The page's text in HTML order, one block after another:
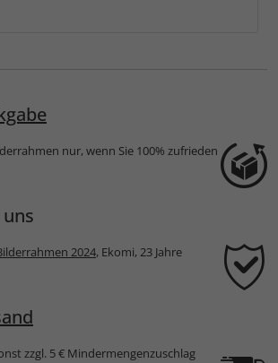
nur, wenn Sie 100% zufrieden
2024, Ekomi, 23 Jahre
zzgl. 5 € Mindermengenzuschlag